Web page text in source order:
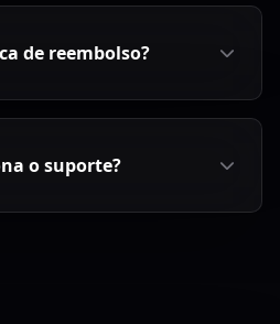
de reembolso?
o suporte?